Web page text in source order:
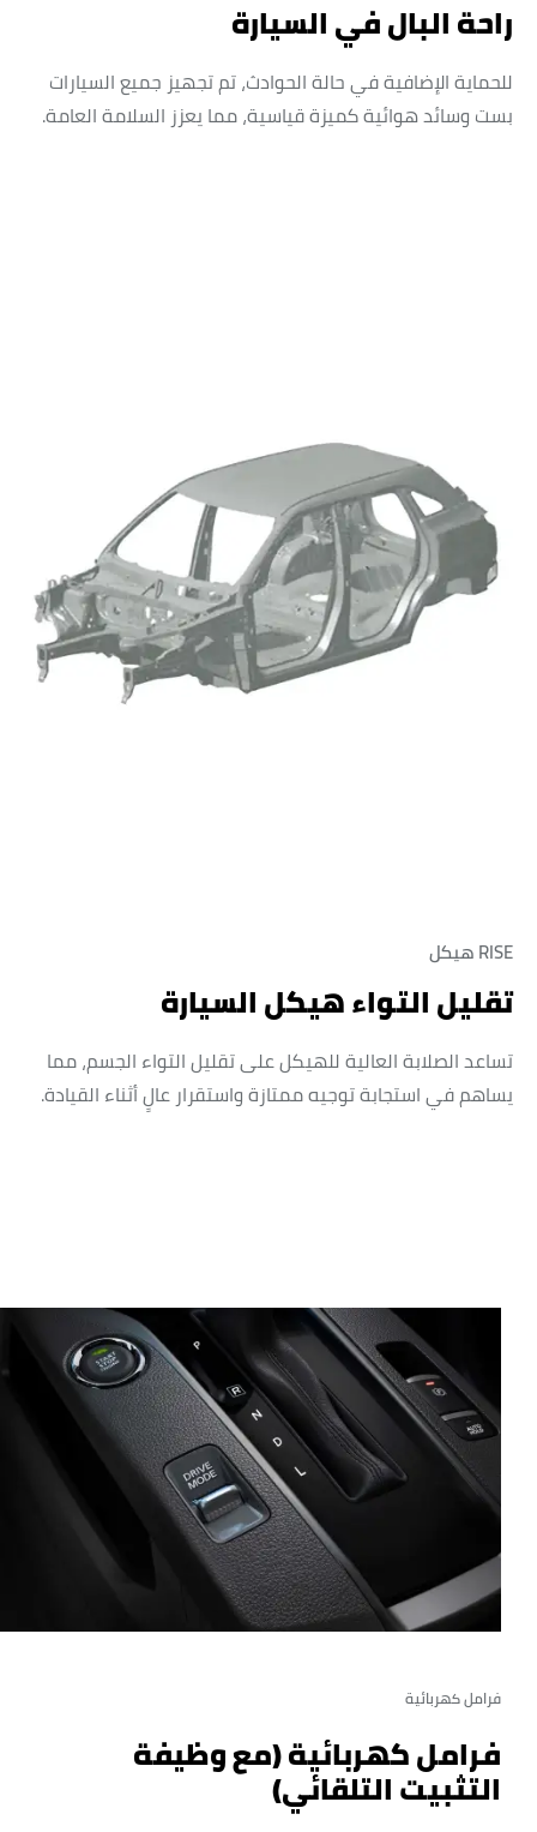
راحة البال في السيارة
للحماية الإضافية في حالة الحوادث، تم تجهيز جميع السيارات
بست وسائد هوائية كميزة قياسية، مما يعزز السلامة العامة.
RISE هيكل
تقليل التواء هيكل السيارة
تساعد الصلابة العالية للهيكل على تقليل التواء الجسم، مما
يساهم في استجابة توجيه ممتازة واستقرار عالٍ أثناء القيادة.
فرامل كهربائية
فرامل كهربائية (مع وظيفة
التثبيت التلقائي)